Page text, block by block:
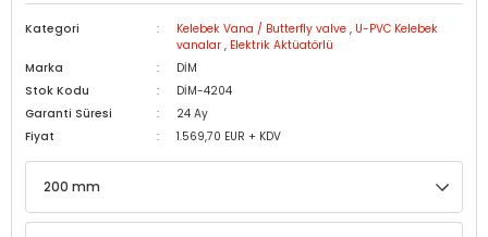
Kategori Kelebek Vana / Butterfly valve , U-PVC Kelebek
vanalar , Elektrik Aktüatörlü
Marka
DİM
Stok Kodu
DİM-4204
Garanti Süresi
24 Ay
Fiyat
1.569,70 EUR + KDV